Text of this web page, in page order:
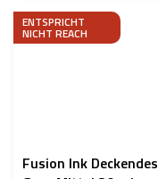
ENTSPRICHT
NICHT REACH
Fusion Ink Deckendes